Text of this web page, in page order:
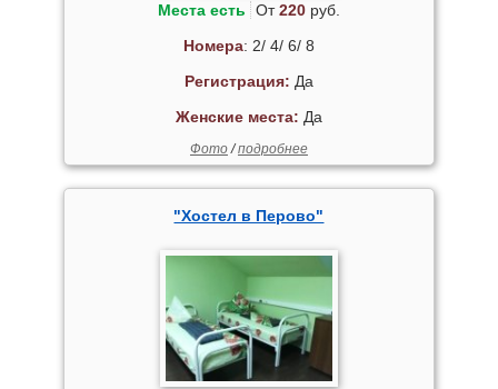
Места есть От220руб.
Номера: 2/ 4/ 6/ 8
Регистрация: Да
Женские места: Да
Фото/подробнее
"Хостел в Перово"